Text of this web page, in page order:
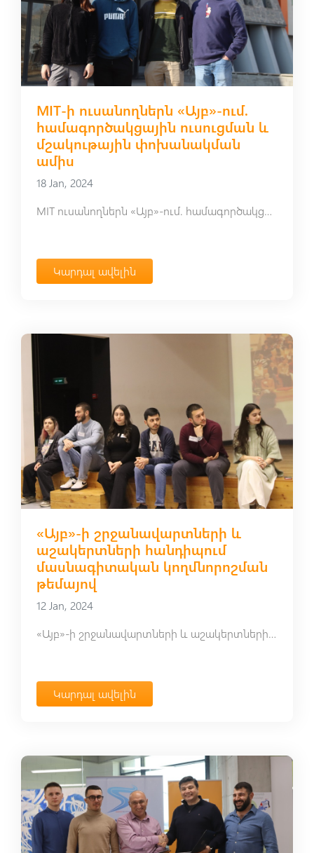
MIT-ի ուսանողներն «Այբ»-ում.
համագործակցային ուսուցման և
մշակութային փոխանակման
ամիս
18 Jan, 2024
MIT ուսանողներն «Այբ»-ում. համագործակցային ուսուցման և մշակութային փոխանակման ամիս
Կարդալ ավելին
«Այբ»-ի շրջանավարտների և
աշակերտների հանդիպում
մասնագիտական կողմնորոշման
թեմայով
12 Jan, 2024
«Այբ»-ի շրջանավարտների և աշակերտների հանդիպում մասնագիտական կողմնորոշման թեմայով
Կարդալ ավելին